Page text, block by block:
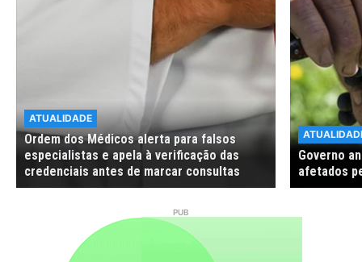
ATUALIDADE
Ordem dos Médicos alerta para falsos
especialistas e apela à verificação das
credenciais antes de marcar consultas
Governo
afetados